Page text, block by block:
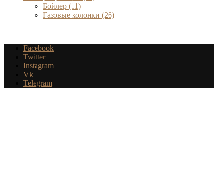
Бойлер (11)
Газовые колонки (26)
Facebook
Twitter
Instagram
Vk
Telegram